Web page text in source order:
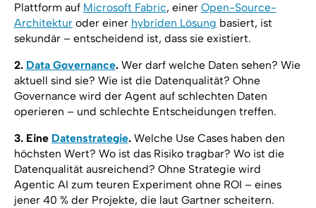
Plattform auf Microsoft Fabric, einer Open-Source-
Architekturoder einer hybriden Lösung basiert, ist
sekundär – entscheidend ist, dass sie existiert.
2. Data Governance.Wer darf welche Daten sehen? Wie
aktuell sind sie? Wie ist die Datenqualität? Ohne
Governance wird der Agent auf schlechten Daten
operieren – und schlechte Entscheidungen treffen.
3. Eine Datenstrategie.Welche Use Cases haben den
höchsten Wert? Wo ist das Risiko tragbar? Wo ist die
Datenqualität ausreichend? Ohne Strategie wird
Agentic AI zum teuren Experiment ohne ROI – eines
jener 40 % der Projekte, die laut Gartner scheitern.